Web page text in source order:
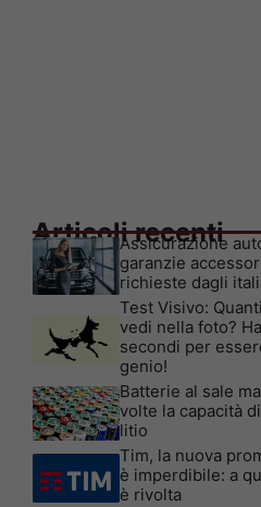
Articoli recenti
Assicurazione
garanzie
richieste dagli
Test Visivo:
vedi nella foto?
secondi per
genio!
Batterie al sale
volte la capacità
litio
Tim, la nuova
è imperdibile: a
è rivolta